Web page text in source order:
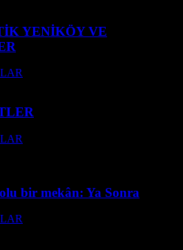
YENİKÖY VE
bir mekân: Ya Sonra